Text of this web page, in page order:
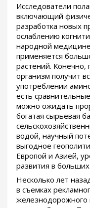
Исследователи
включающий
разработка новых
ослаблению
народной
применяется
растений. Конечно,
организм получит
употреблении
есть
можно ожидать
богатая сырьевая
водой, научный
выгодное
Европой и Азией,
развития в
Несколько лет
в съемках
железнодорожного